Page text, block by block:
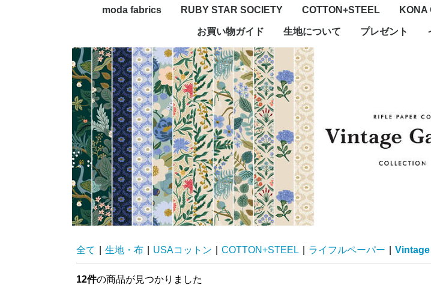
moda fabrics RUBY STAR SOCIETY COTTON+STEEL KONA
お買い物ガイド 生地について プレゼント
全て 生地・布 USAコットン COTTON+STEEL ライフルペーパー
12件の商品が見つかりました